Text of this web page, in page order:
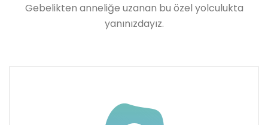
Gebelikten anneliğe uzanan bu özel yolculukta
yanınızdayız.